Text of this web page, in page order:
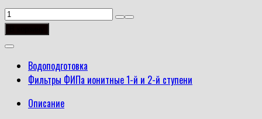
Количество
товара
2,0-
0,6-
Водоподготовка
Фильтры ФИПа ионитные 1-й и 2-й ступени
Описание